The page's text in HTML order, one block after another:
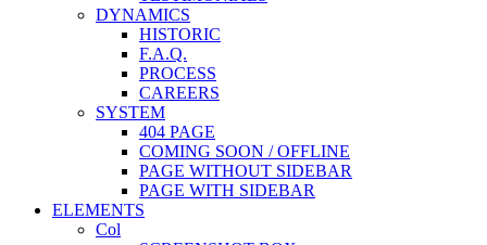
DYNAMICS
HISTORIC
F.A.Q.
PROCESS
CAREERS
SYSTEM
404 PAGE
COMING SOON / OFFLINE
PAGE WITHOUT SIDEBAR
PAGE WITH SIDEBAR
ELEMENTS
Col